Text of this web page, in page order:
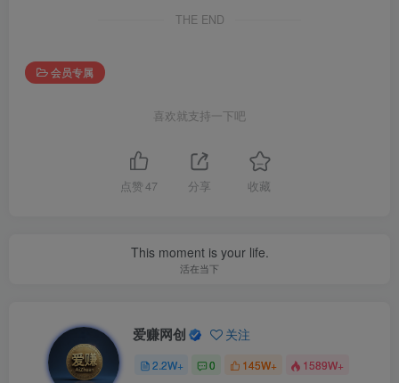
THE END
会员专属
喜欢就支持一下吧
点赞 47 分享 收藏
This moment is your life.
活在当下
爱赚网创 关注
2.2W+ 0 145W+ 1589W+